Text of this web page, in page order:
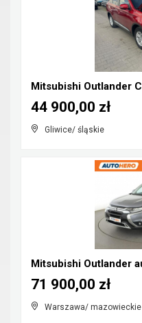
Gliwice/ śląskie
44 900,00 zł
Warszawa/ mazowieckie
71 900,00 zł